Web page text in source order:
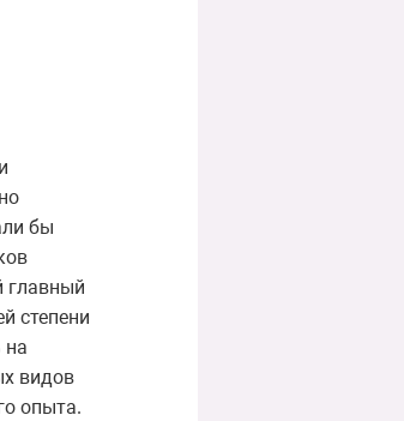
бы
главный
степени
на
видов
опыта.